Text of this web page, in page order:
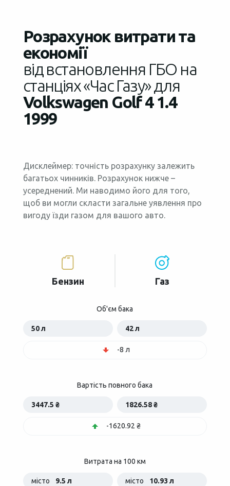
Розрахунок витрати та
економії
від встановлення ГБО на
станціях «Час Газу» для
Volkswagen Golf 4 1.4
1999
Дисклеймер: точність розрахунку залежить
багатьох чинників. Розрахунок нижче –
усереднений. Ми наводимо його для того,
щоб ви могли скласти загальне уявлення про
вигоду їзди газом для вашого авто.
Бензин Газ
Об'єм бака
50 л 42 л
-8 л
Вартість повного бака
3447.5 ₴ 1826.58 ₴
-1620.92 ₴
Витрата на 100 км
місто 9.5 л місто 10.93 л